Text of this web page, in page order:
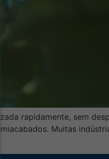
rapidamente, sem
Muitas